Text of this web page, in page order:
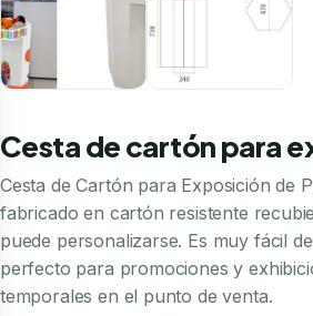
Cesta de cartón para
Cesta de Cartón para Exposición de
fabricado en cartón resistente
puede personalizarse. Es muy fácil
perfecto para promociones y
temporales en el punto de venta.